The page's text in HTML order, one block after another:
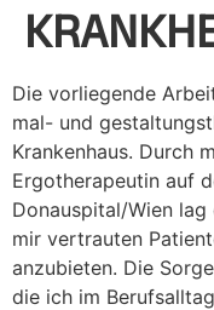
Die vorliegende
mal- und
Krankenhaus. Durch
Ergotherapeutin auf
Donauspital/Wien
mir vertrauten
anzubieten. Die
die ich im